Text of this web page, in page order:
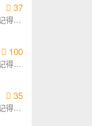
37
得给
100
得给
35
得给